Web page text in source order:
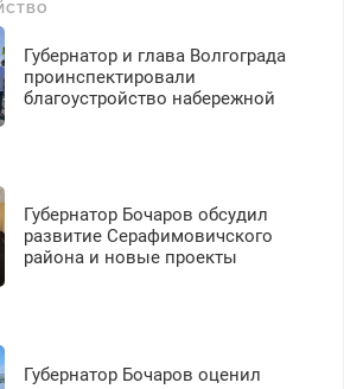
до
Губернатор и глава Волгограда
проинспектировали
благоустройство набережной
Губернатор Бочаров обсудил
развитие Серафимовичского
района и новые проекты
Губернатор Бочаров оценил